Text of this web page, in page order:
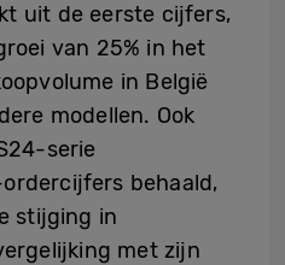
uit de eerste cijfers,
van 25% in het
in België
modellen. Ook
serie
behaald,
stijging in
met zijn